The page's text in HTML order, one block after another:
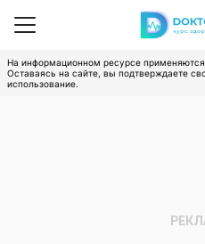
На информационном ресурсе
Оставаясь на сайте, вы подтверждаете
использование.